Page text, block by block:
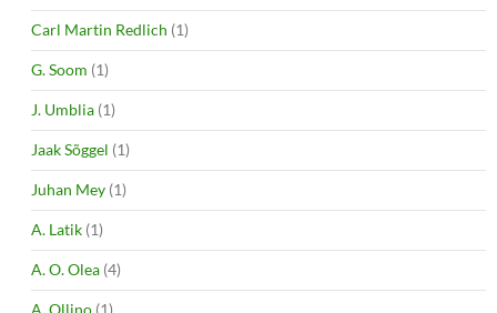
Carl Martin Redlich (1)
G. Soom (1)
J. Umblia (1)
Jaak Sõggel (1)
Juhan Mey (1)
A. Latik (1)
A. O. Olea (4)
A. Ollino (1)